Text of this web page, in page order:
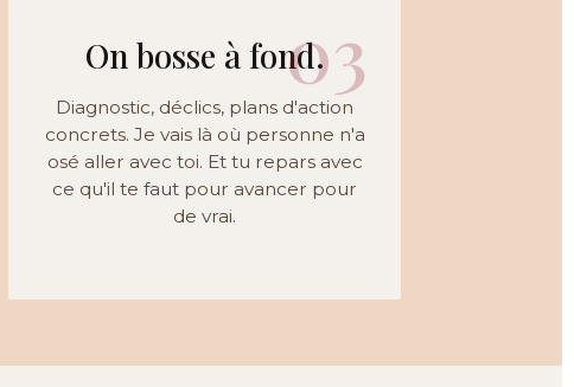
03
On bosse à fond.
Diagnostic, déclics, plans d'action
concrets. Je vais là où personne n'a
osé aller avec toi. Et tu repars avec
ce qu'il te faut pour avancer pour
de vrai.